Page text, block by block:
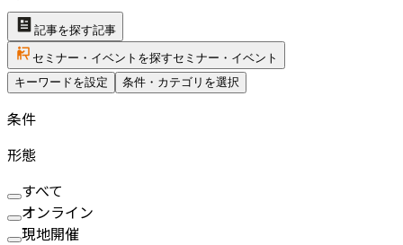
記事を探す記事
セミナー・イベントを探すセミナー・イベント
キーワードを設定
条件・カテゴリを選択
条件
形態
すべて
オンライン
現地開催